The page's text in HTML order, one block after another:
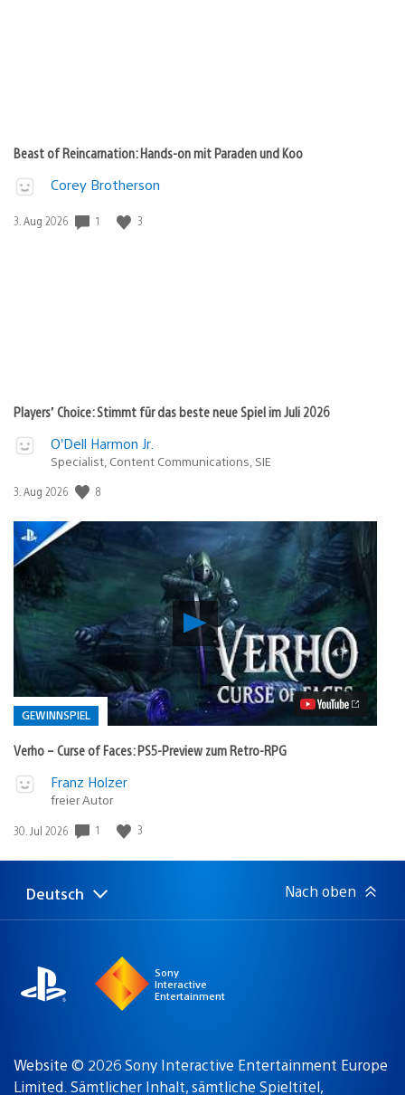
Beast of Reincarnation: Hands-on mit Paraden und Koo
Corey Brotherson
Veröffentlichungsdatum:
3. Aug 2026 1 3
Players’ Choice: Stimmt für das beste neue Spiel im Juli 2026
O’Dell Harmon Jr.
Specialist, Content Communications, SIE
Veröffentlichungsdatum:
3. Aug 2026 8
Verho
–
Curse
of
Faces:
PS5-
Preview
zum
Retro-
GEWINNSPIEL
Verho – Curse of Faces: PS5-Preview zum Retro-RPG
Veröffentlicht
Gewinnspiel
Franz Holzer
freier Autor
Veröffentlichungsdatum:
30. Jul 2026 1 3
Select
a
Aktuelle
Region:
Deutsch Nach oben
Sony
Interactive
Entertainment
Website © 2026 Sony Interactive Entertainment Europe
Limited. Sämtlicher Inhalt, sämtliche Spieltitel,